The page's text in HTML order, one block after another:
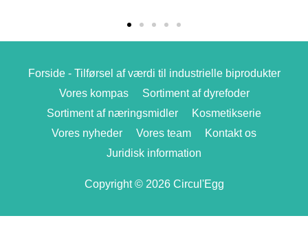
Forside - Tilførsel af værdi til industrielle biprodukter
Vores kompas
Sortiment af dyrefoder
Sortiment af næringsmidler
Kosmetikserie
Vores nyheder
Vores team
Kontakt os
Juridisk information
Copyright © 2026 Circul'Egg